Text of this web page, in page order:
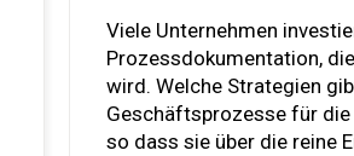
Viele Unternehmen
Prozessdokumentation,
wird. Welche Strategien
Geschäftsprozesse für
so dass sie über die reine